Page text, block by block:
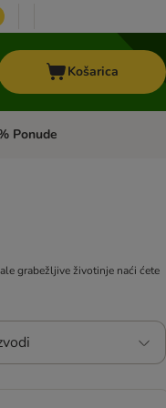
Košarica
kategorija: Top marke
Ponude
grabežljive životinje naći ćete